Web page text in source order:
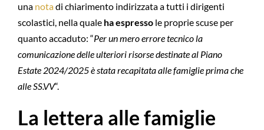
una notadi chiarimento indirizzata a tutti i dirigenti
scolastici, nella quale ha espressole proprie scuse per
quanto accaduto: “Per un mero errore tecnico la
comunicazione delle ulteriori risorse destinate al Piano
Estate 2024/2025 è stata recapitata alle famiglie prima che
alle SS.VV“.
La lettera alle famiglie